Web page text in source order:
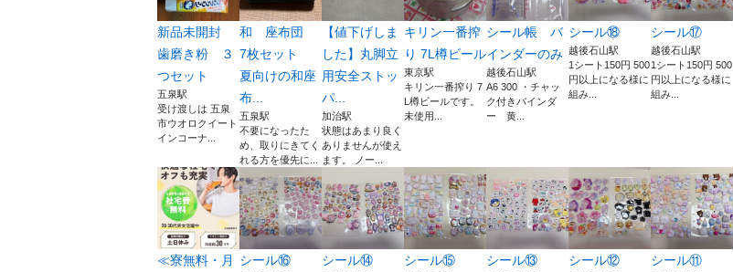
新品未開封
歯磨き粉 ３
つセット
五泉駅
受け渡しは 五泉
市ウオロクイート
インコーナ...
和 座布団
7枚セット
夏向けの和座
布...
五泉駅
不要になったた
め、取りにきてく
れる方を優先に...
【値下げしま
した】丸脚立
用安全ストッ
パ...
加治駅
状態はあまり良く
ありませんが使え
ます。 ノー...
キリン一番搾
り 7L樽ビール
東京駅
キリン一番搾り 7
L樽ビールです。
未使用...
シール帳 バ
インダーのみ
越後石山駅
A6 300 ・チャッ
ク付きバインダ
ー 黄...
シール⑱
越後石山駅
1シート150円 500
円以上になる様に
組み...
シール⑰
越後石山駅
1シート150円 500
円以上になる様に
組み...
≪寮無料・月
シール⑯ シール⑭ シール⑮ シール⑬ シール⑫ シール⑪